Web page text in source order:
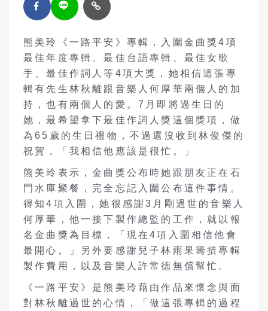
熊美玲《一路平安》專輯，入圍金曲獎4項
最佳年度專輯、最佳台語專輯、最佳女歌
手、最佳作詞人等4項大獎，她相信這張專
輯有先生林秋離跟音樂人何厚華兩個人的加
持，也有兩個人的愛。7月即將過生日的
她，最希望拿下最佳作詞人獎這個獎項，做
為65歲的生日禮物，不過還沒收到林俊傑的
祝賀，「我相信他應該是很忙。」
熊美玲表示，金曲獎公布時她跟朋友正在石
門水庫聚餐，完全忘記入圍公布這件事情。
得知4項入圍，她很感謝3月剛過世的音樂人
何厚華，他一接下製作總監的工作，就以報
名金曲獎為目標，「現在4項入圍相信他會
最開心。」另外要感謝兒子林雨果籌措專輯
製作費用，以及音樂人許常德無償幫忙。
《一路平安》是熊美玲藉由作品來懷念與面
對林秋離過世的心情，「做這張專輯的過程